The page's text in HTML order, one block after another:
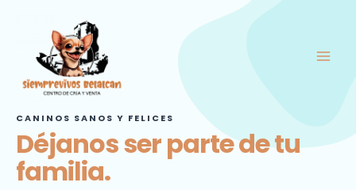
CANINOS SANOS Y FELICES
Déjanos ser parte de tu
familia.